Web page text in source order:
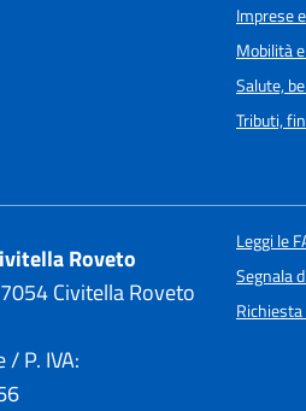
Imprese
Mobilità
Salute,
Tributi,
Roveto
Civitella Roveto
/ P. IVA:
Leggi le
Segnala